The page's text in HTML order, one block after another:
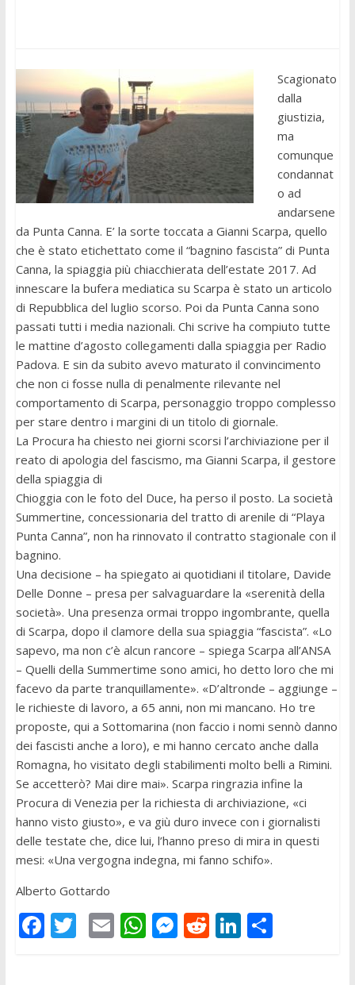
Scagionato
dalla
giustizia,
ma
comunque
condannat
o ad
andarsene
da Punta Canna. E’ la sorte toccata a Gianni Scarpa, quello
che è stato etichettato come il “bagnino fascista” di Punta
Canna, la spiaggia più chiacchierata dell’estate 2017. Ad
innescare la bufera mediatica su Scarpa è stato un articolo
di Repubblica del luglio scorso. Poi da Punta Canna sono
passati tutti i media nazionali. Chi scrive ha compiuto tutte
le mattine d’agosto collegamenti dalla spiaggia per Radio
Padova. E sin da subito avevo maturato il convincimento
che non ci fosse nulla di penalmente rilevante nel
comportamento di Scarpa, personaggio troppo complesso
per stare dentro i margini di un titolo di giornale.
La Procura ha chiesto nei giorni scorsi l’archiviazione per il
reato di apologia del fascismo, ma Gianni Scarpa, il gestore
della spiaggia di
Chioggia con le foto del Duce, ha perso il posto. La società
Summertine, concessionaria del tratto di arenile di “Playa
Punta Canna”, non ha rinnovato il contratto stagionale con il
bagnino.
Una decisione – ha spiegato ai quotidiani il titolare, Davide
Delle Donne – presa per salvaguardare la «serenità della
società». Una presenza ormai troppo ingombrante, quella
di Scarpa, dopo il clamore della sua spiaggia “fascista”. «Lo
sapevo, ma non c’è alcun rancore – spiega Scarpa all’ANSA
– Quelli della Summertime sono amici, ho detto loro che mi
facevo da parte tranquillamente». «D’altronde – aggiunge –
le richieste di lavoro, a 65 anni, non mi mancano. Ho tre
proposte, qui a Sottomarina (non faccio i nomi sennò danno
dei fascisti anche a loro), e mi hanno cercato anche dalla
Romagna, ho visitato degli stabilimenti molto belli a Rimini.
Se accetterò? Mai dire mai». Scarpa ringrazia infine la
Procura di Venezia per la richiesta di archiviazione, «ci
hanno visto giusto», e va giù duro invece con i giornalisti
delle testate che, dice lui, l’hanno preso di mira in questi
mesi: «Una vergogna indegna, mi fanno schifo».
Alberto Gottardo
F T E W M R Li C